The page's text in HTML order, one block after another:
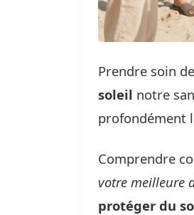
Prendre soin
soleil notre
profondément
Comprendre
votre meilleure
protéger du